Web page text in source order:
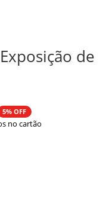
de
5% OFF
no cartão